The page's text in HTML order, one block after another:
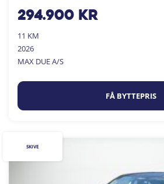
294.900kr
11 KM
2026
MAX DUE A/S
FÅ BYTTEPRIS
SKIVE